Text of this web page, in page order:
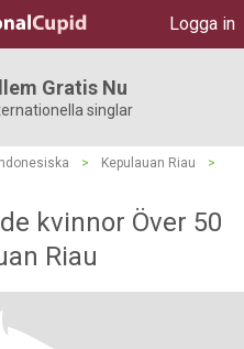
Logga in
Gratis Nu
singlar
Indonesiska > Kepulauan Riau
>
kvinnor Över 50
Riau